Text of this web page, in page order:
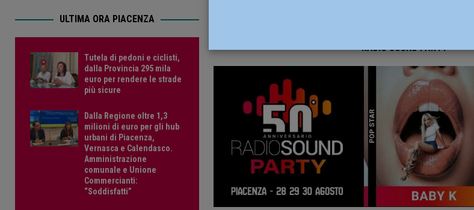
RADIO SOUND PARTY
ULTIMA ORA PIACENZA
Tutela di pedoni e ciclisti,
dalla Provincia 295 mila
euro per rendere le strade
più sicure
Dalla Regione oltre 1,3
milioni di euro per gli hub
urbani di Piacenza,
Vernasca e Calendasco.
Amministrazione
comunale e Unione
Commercianti:
“Soddisfatti”